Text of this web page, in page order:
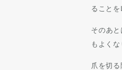
ること
そのあ
もよくな
爪を切